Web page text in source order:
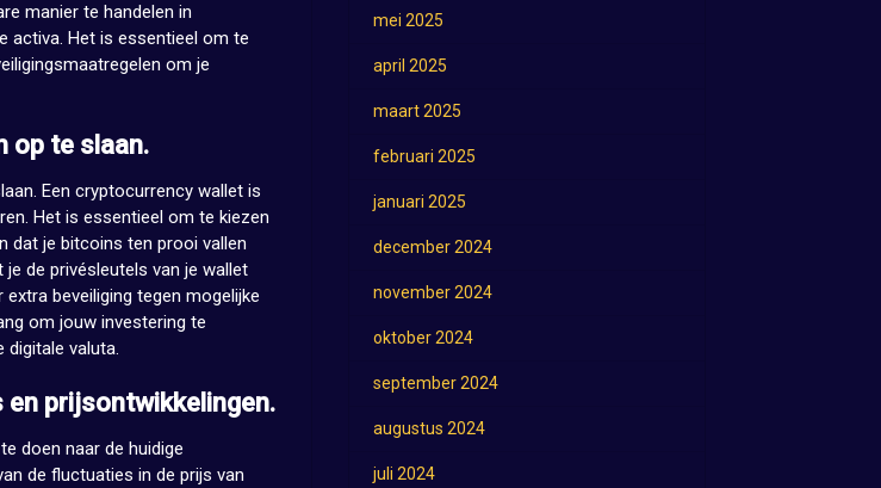
manier te handelen in
activa. Het is essentieel om te
om je
op te slaan.
Een cryptocurrency wallet is
Het is essentieel om te kiezen
dat je bitcoins ten prooi vallen
de privésleutels van je wallet
beveiliging tegen mogelijke
om jouw investering te
digitale valuta.
en prijsontwikkelingen.
doen naar de huidige
de fluctuaties in de prijs van
mei 2025
april 2025
maart 2025
februari 2025
januari 2025
december 2024
november 2024
oktober 2024
september 2024
augustus 2024
juli 2024